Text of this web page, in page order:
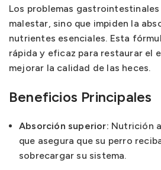
Los problemas
malestar, sino que impiden la
nutrientes esenciales. Esta
rápida y eficaz para restaurar el
mejorar la calidad de las heces.
Beneficios Principales
Absorción superior: Nutrición
que asegura que su perro
sobrecargar su sistema.